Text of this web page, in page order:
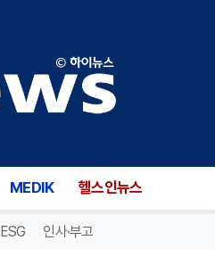
MEDIK 헬스인뉴스
ESG 인사·부고